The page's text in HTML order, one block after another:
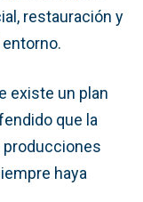
restauración y
existe un plan
que la
producciones
haya